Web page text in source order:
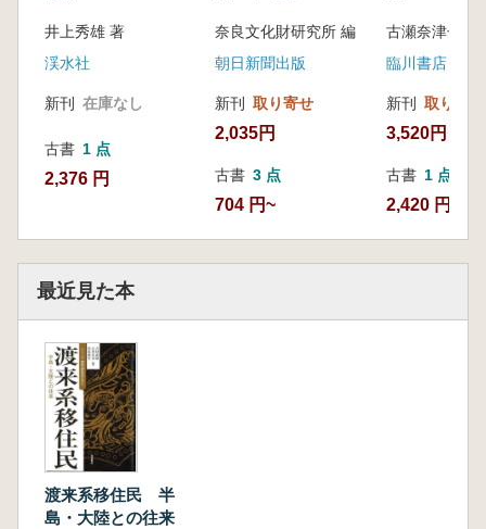
井上秀雄 著
渓水社
新刊 在庫なし
古書 1 点
2,376 円
奈良文化財研究所 編
朝日新聞出版
新刊 取り寄せ
2,035円
古書 3 点
704 円~
臨川書店
新刊 取り寄せ
3,520円
古書 1 点
2,420 円
最近見た本
渡来系移住民 半
島・大陸との往来